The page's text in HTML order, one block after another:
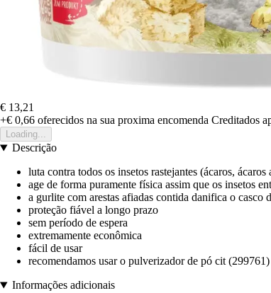
€ 13,21
+€ 0,66 oferecidos na sua proxima encomenda Creditados
Loading...
Descrição
luta contra todos os insetos rastejantes (ácaros,
age de forma puramente física assim que os insetos
a gurlite com arestas afiadas contida danifica o casco
proteção fiável a longo prazo
sem período de espera
extremamente econômica
fácil de usar
recomendamos usar o pulverizador de pó cit
Informações adicionais